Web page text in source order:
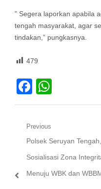
” Segera laporkan apabila
tengah masyarakat, agar
tindakan,” pungkasnya.
479
Facebook
Navigasi
pos
Previous
Previous
post:
Polsek Seruyan Tengah,
Sosialisasi Zona
Menuju WBK dan